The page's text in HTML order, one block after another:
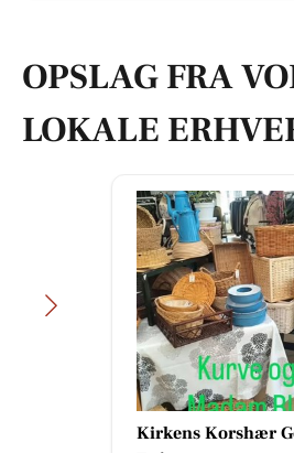
OPSLAG FRA
LOKALE
Kirkens Korshær